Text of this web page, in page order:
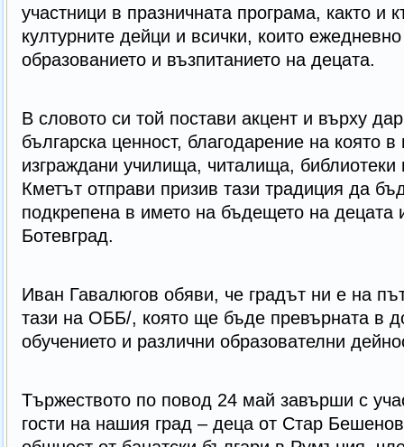
участници в празничната програма, както и
културните дейци и всички, които
образованието и възпитанието на децата.
В словото си той постави акцент и върху
българска ценност, благодарение на която
изграждани училища, читалища, библиотеки
Кметът отправи призив тази традиция да
подкрепена в името на бъдещето на децата
Ботевград.
Иван Гавалюгов обяви, че градът ни е на
тази на ОББ/, която ще бъде превърната в
обучението и различни образователни
Тържеството по повод 24 май завърши с
гости на нашия град – деца от Стар